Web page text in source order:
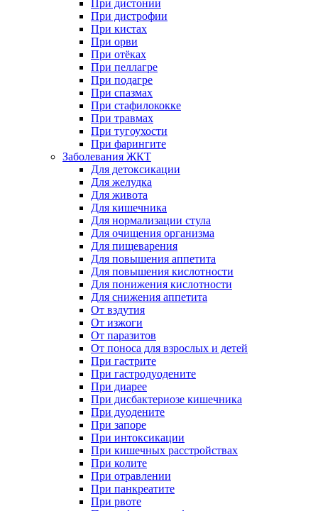
При дистонии
При дистрофии
При кистах
При орви
При отёках
При пеллагре
При подагре
При спазмах
При стафилококке
При травмах
При тугоухости
При фарингите
Заболевания ЖКТ
Для детоксикации
Для желудка
Для живота
Для кишечника
Для нормализации стула
Для очищения организма
Для пищеварения
Для повышения аппетита
Для повышения кислотности
Для понижения кислотности
Для снижения аппетита
От вздутия
От изжоги
От паразитов
От поноса для взрослых и детей
При гастрите
При гастродуодените
При диарее
При дисбактериозе кишечника
При дуодените
При запоре
При интоксикации
При кишечных расстройствах
При колите
При отравлении
При панкреатите
При рвоте